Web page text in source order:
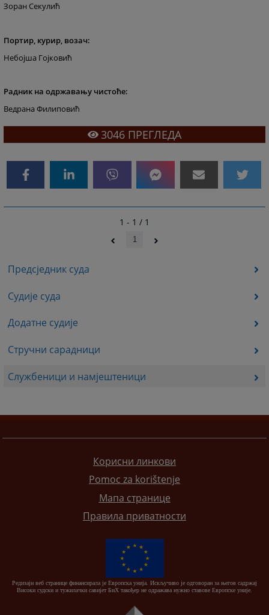
Предсједник суда
Судије суда
Додатне судије
Стручни сарадници
Службеници и намјештеници
Зоран Секулић
Портир, курир, возач:
Небојша Гојковић
Радник на одржавању чистоће:
Ведрана Филиповић
3046 ПРЕГЛЕДА
1 - 1 / 1
1
Корисни линкови
Pomoc za korištenje
Мапа странице
Правила приватности
Редизајн веб странице финансирала је Европска унија. Искључиво је одговоран за његов садржај
Високи судски и тужилачки савијет БиХ такођер не одражава нужно ставове Европске уније.